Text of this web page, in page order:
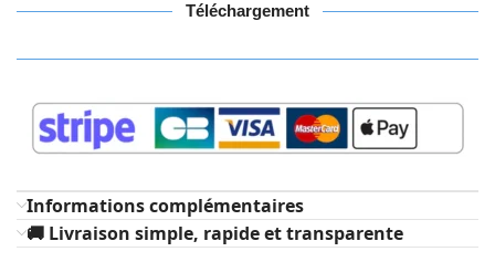
Téléchargement
Informations complémentaires
🚚 Livraison simple, rapide et transparente